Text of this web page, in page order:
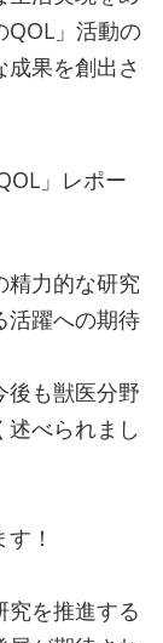
QOL」活動の
果を創出さ
」レポー
精力的な研究
活躍への期待
後も獣医分野
べられまし
！
究を推進する